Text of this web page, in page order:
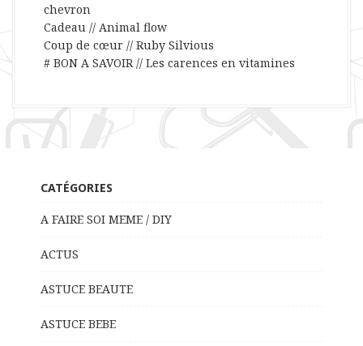
chevron
Cadeau // Animal flow
Coup de cœur // Ruby Silvious
# BON A SAVOIR // Les carences en vitamines
CATÉGORIES
A FAIRE SOI MEME / DIY
ACTUS
ASTUCE BEAUTE
ASTUCE BEBE